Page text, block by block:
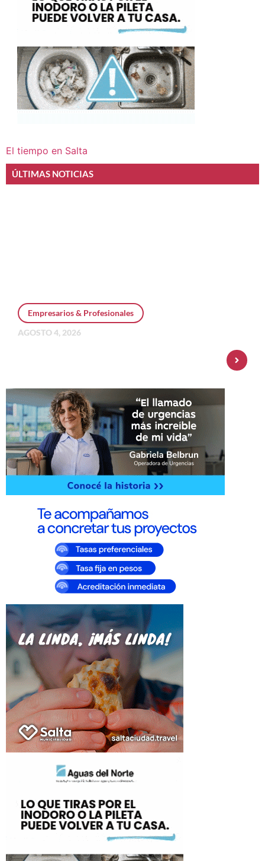
El tiempo en Salta
ÚLTIMAS NOTICIAS
Empresarios & Profesionales
AGOSTO 4, 2026